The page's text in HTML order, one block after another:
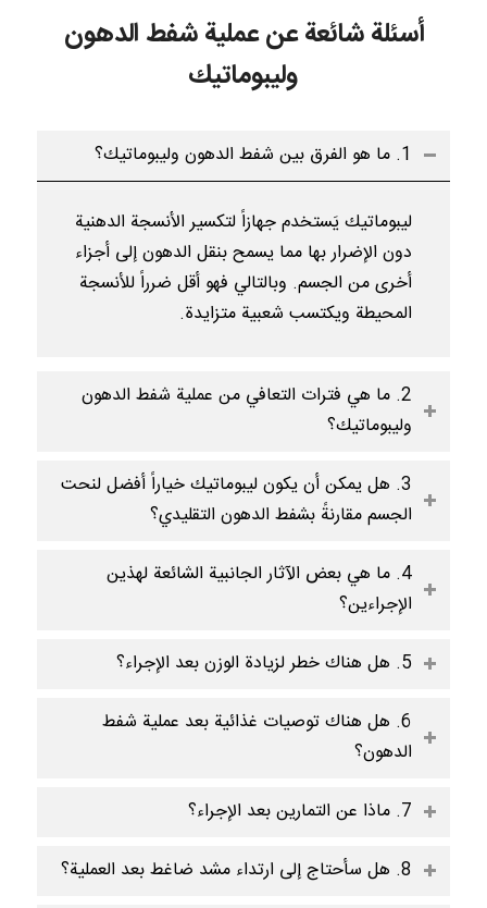
أسئلة شائعة عن عملية شفط الدهون
وليبوماتيك
1. ما هو الفرق بين شفط الدهون وليبوماتيك؟
ليبوماتيك يَستخدم جهازاً لتكسير الأنسجة الدهنية
دون الإضرار بها مما يسمح بنقل الدهون إلى أجزاء
أخرى من الجسم. وبالتالي فهو أقل ضرراً للأنسجة
المحيطة ويكتسب شعبية متزايدة.
2. ما هي فترات التعافي من عملية شفط الدهون
وليبوماتيك؟
3. هل يمكن أن يكون ليبوماتيك خياراً أفضل لنحت
الجسم مقارنةً بشفط الدهون التقليدي؟
4. ما هي بعض الآثار الجانبية الشائعة لهذين
الإجراءين؟
5. هل هناك خطر لزيادة الوزن بعد الإجراء؟
6. هل هناك توصيات غذائية بعد عملية شفط
الدهون؟
7. ماذا عن التمارين بعد الإجراء؟
8. هل سأحتاج إلى ارتداء مشد ضاغط بعد العملية؟